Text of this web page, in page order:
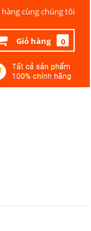
hàng cùng chúng tôi
Giỏ hàng 0